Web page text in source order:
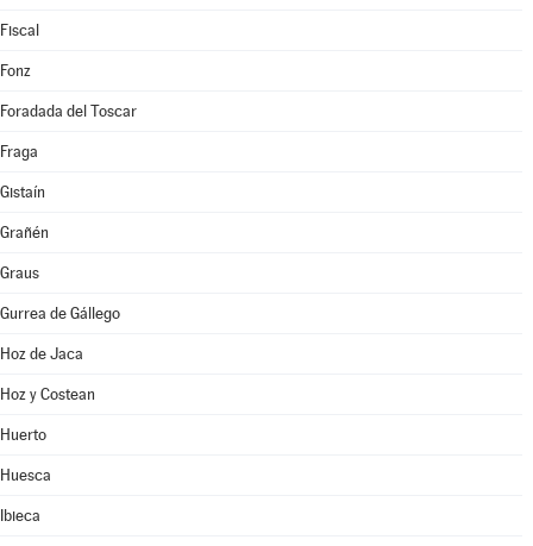
Fiscal
Fonz
Foradada del Toscar
Fraga
Gistaín
Grañén
Graus
Gurrea de Gállego
Hoz de Jaca
Hoz y Costean
Huerto
Huesca
Ibieca